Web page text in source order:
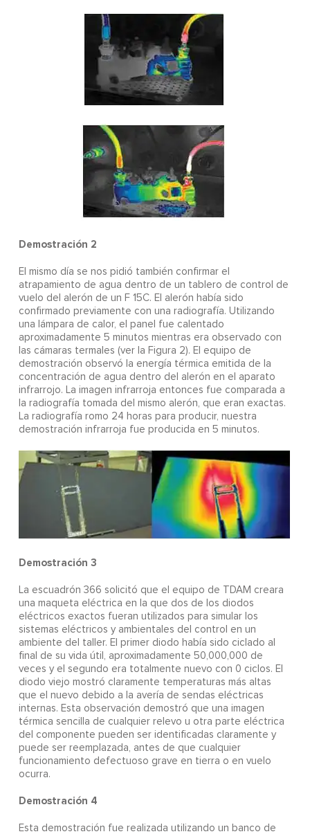
Demostración 2
El mismo día se nos pidió también confirmar el
atrapamiento de agua dentro de un tablero de control de
vuelo del alerón de un F 15C. El alerón había sido
confirmado previamente con una radiografía. Utilizando
una lámpara de calor, el panel fue calentado
aproximadamente 5 minutos mientras era observado con
las cámaras termales (ver la Figura 2). El equipo de
demostración observó la energía térmica emitida de la
concentración de agua dentro del alerón en el aparato
infrarrojo. La imagen infrarroja entonces fue comparada a
la radiografía tomada del mismo alerón, que eran exactas.
La radiografía romo 24 horas para producir, nuestra
demostración infrarroja fue producida en 5 minutos.
Demostración 3
La escuadrón 366 solicitó que el equipo de TDAM creara
una maqueta eléctrica en la que dos de los diodos
eléctricos exactos fueran utilizados para simular los
sistemas eléctricos y ambientales del control en un
ambiente del taller. El primer diodo había sido ciclado al
final de su vida útil, aproximadamente 50,000,000 de
veces y el segundo era totalmente nuevo con 0 ciclos. El
diodo viejo mostró claramente temperaturas más altas
que el nuevo debido a la avería de sendas eléctricas
internas. Esta observación demostró que una imagen
térmica sencilla de cualquier relevo u otra parte eléctrica
del componente pueden ser identificadas claramente y
puede ser reemplazada, antes de que cualquier
funcionamiento defectuoso grave en tierra o en vuelo
ocurra.
Demostración 4
Esta demostración fue realizada utilizando un banco de